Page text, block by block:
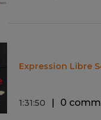
Expression Libre
1:31:50 0